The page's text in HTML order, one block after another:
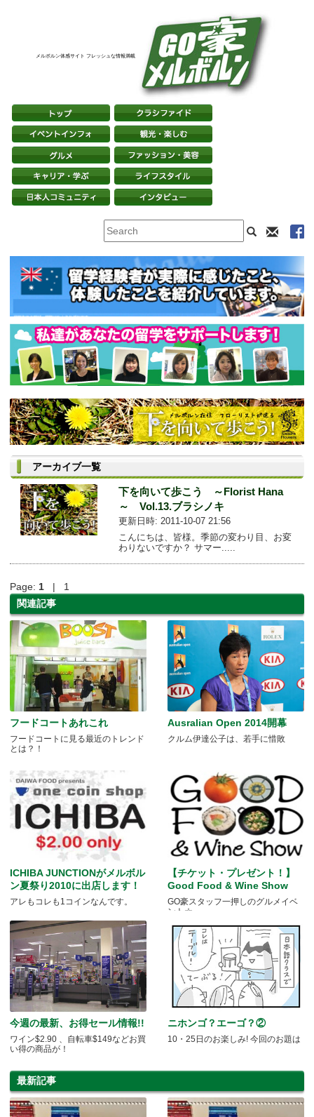
メルボルン体感サイト フレッシュな情報満載
アーカイブ一覧
下を向いて歩こう ～Florist Hana
～ Vol.13.ブラシノキ
更新日時: 2011-10-07 21:56
こんにちは、皆様。季節の変わり目、お変
わりないですか？ サマー.....
Page: 1 | 1
関連記事
フードコートあれこれ
フードコートに見る最近のトレンド
とは？！
Ausralian Open 2014開幕
クルム伊達公子は、若手に惜敗
ICHIBA JUNCTIONがメルボル
ン夏祭り2010に出店します！
アレもコレも1コインなんです。
【チケット・プレゼント！】
Good Food & Wine Show
GO豪スタッフ一押しのグルメイベ
ント☆
今週の最新、お得セール情報!!
ワイン$2.90 、自転車$149などお買
い得の商品が！
ニホンゴ？エーゴ？②
10・25日のお楽しみ! 今回のお題は
最新記事